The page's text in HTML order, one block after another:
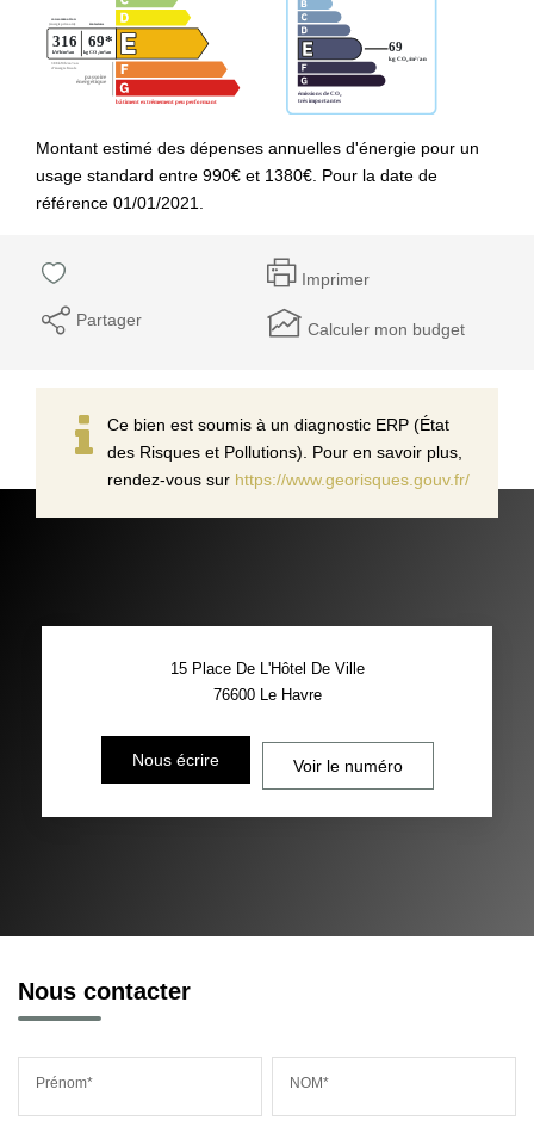
Montant estimé des dépenses annuelles d'énergie pour un
usage standard entre 990€ et 1380€. Pour la date de
référence 01/01/2021.
Imprimer
Partager Calculer mon budget
Ce bien est soumis à un diagnostic ERP (État
des Risques et Pollutions). Pour en savoir plus,
rendez-vous sur https://www.georisques.gouv.fr/
15 Place De L'Hôtel De Ville
76600 Le Havre
Nous écrire Voir le numéro
Nous contacter
Prénom* NOM*